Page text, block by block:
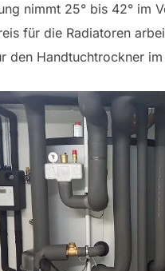
nimmt 25° bis 42° im
für die Radiatoren
den Handtuchtrockner im